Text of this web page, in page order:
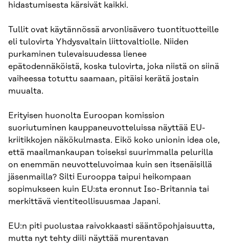
hidastumisesta kärsivät kaikki.
Tullit ovat käytännössä arvonlisävero tuontituotteille
eli tulovirta Yhdysvaltain liittovaltiolle. Niiden
purkaminen tulevaisuudessa lienee
epätodennäköistä, koska tulovirta, joka niistä on siinä
vaiheessa totuttu saamaan, pitäisi kerätä jostain
muualta.
Erityisen huonolta Euroopan komission
suoriutuminen kauppaneuvotteluissa näyttää EU-
kriitikkojen näkökulmasta. Eikö koko unionin idea ole,
että maailmankaupan toiseksi suurimmalla pelurilla
on enemmän neuvotteluvoimaa kuin sen itsenäisillä
jäsenmailla? Silti Eurooppa taipui heikompaan
sopimukseen kuin EU:sta eronnut Iso-Britannia tai
merkittävä vientiteollisuusmaa Japani.
EU:n piti puolustaa raivokkaasti sääntöpohjaisuutta,
mutta nyt tehty diili näyttää murentavan